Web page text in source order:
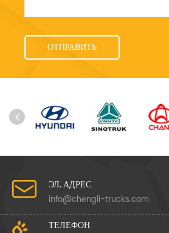
ЭЛ. АДРЕС
info@chengli-trucks.com
ТЕЛЕФОН